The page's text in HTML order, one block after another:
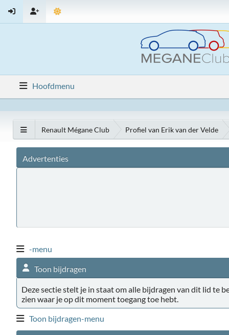
Hoofdmenu
Renault Mégane Club Profiel van Erik van der Velde
Advertenties
-menu
Toon bijdragen
Deze sectie stelt je in staat om alle bijdragen van dit lid te
zien waar je op dit moment toegang toe hebt.
Toon bijdragen-menu